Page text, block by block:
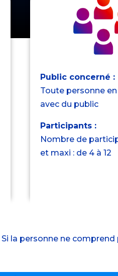
Public concerné :
Toute personne
avec du public
Participants :
Nombre de
et maxi : de 4 à 12
Si la personne ne comprend